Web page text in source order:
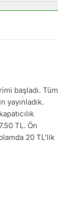
başladı. Tüm
TL. Ön
20 TL’lik